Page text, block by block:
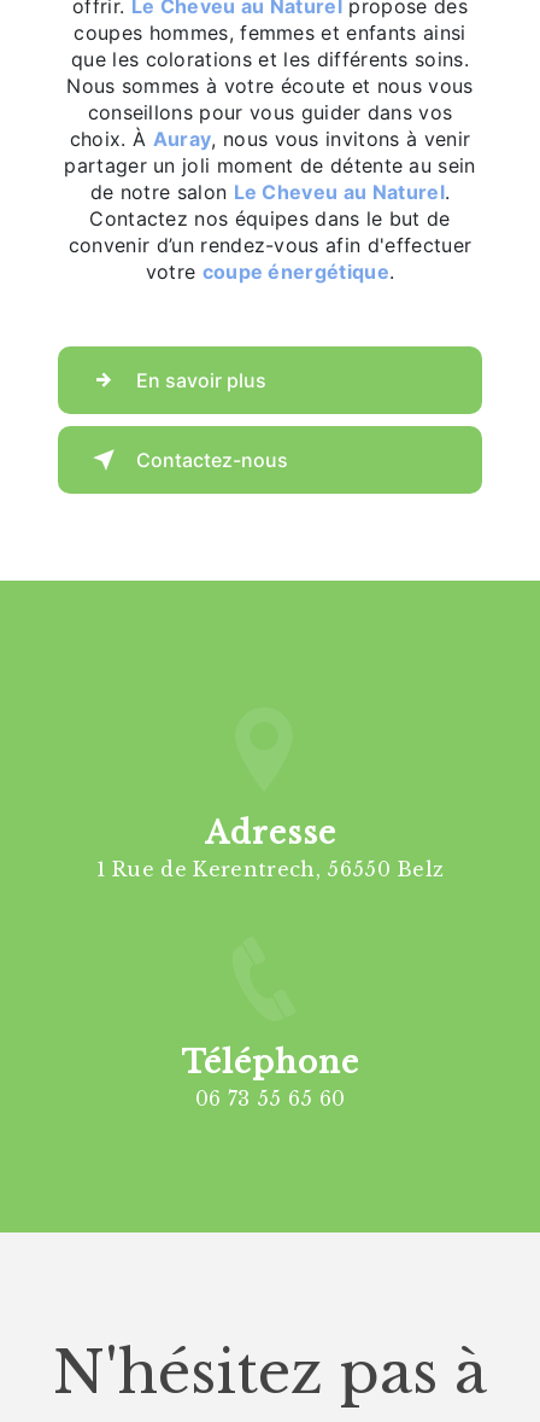
offrir. Le Cheveu au Naturel propose des
coupes hommes, femmes et enfants ainsi
que les colorations et les différents soins.
Nous sommes à votre écoute et nous vous
conseillons pour vous guider dans vos
choix. À Auray, nous vous invitons à venir
partager un joli moment de détente au sein
de notre salon Le Cheveu au Naturel.
Contactez nos équipes dans le but de
convenir d’un rendez-vous afin d'effectuer
votre coupe énergétique.
En savoir plus
Contactez-nous
Adresse
1 Rue de Kerentrech, 56550 Belz
Téléphone
06 73 55 65 60
N'hésitez pas à